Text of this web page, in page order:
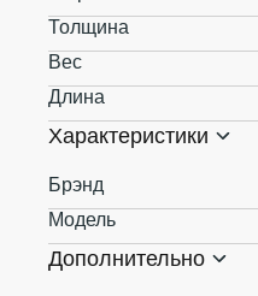
Толщина
Вес
Длина
Характеристики
Брэнд
Модель
Дополнительно